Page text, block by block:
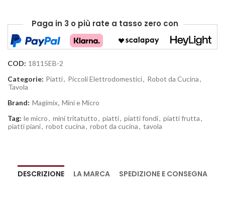
Paga in 3 o più rate a tasso zero con
COD: 18115EB-2
Categorie: Piatti, Piccoli Elettrodomestici, Robot da Cucina,
Tavola
Brand: Magimix, Mini e Micro
Tag: le micro, mini tritatutto, piatti, piatti fondi, piatti frutta,
piatti piani, robot cucina, robot da cucina, tavola
DESCRIZIONE LA MARCA SPEDIZIONE E CONSEGNA